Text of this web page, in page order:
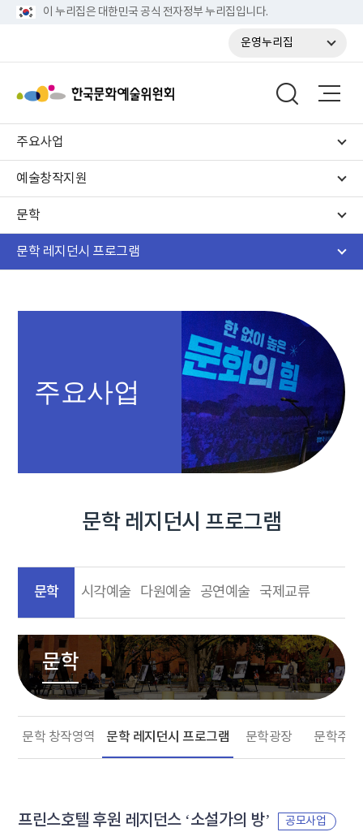
이 누리집은 대한민국 공식 전자정부 누리집입니다.
운영누리집
주요사업
예술창작지원
문학
문학 레지던시 프로그램
주요사업
문학 레지던시 프로그램
문학 시각예술 다원예술 공연예술 국제교류
문학
문학 창작영역 문학 레지던시 프로그램 문학광장 문학주간
프린스호텔 후원 레지던스 ‘소설가의 방’ 공모사업